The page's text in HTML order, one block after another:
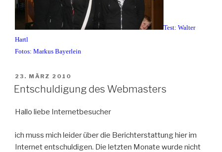
Test: Walter
Hartl
Fotos: Markus Bayerlein
VERÖFFENTLICHT
AM
23. MÄRZ 2010
Entschuldigung des Webmasters
Hallo liebe Internetbesucher
ich muss mich leider über die Berichterstattung hier im
Internet entschuldigen. Die letzten Monate wurde nicht